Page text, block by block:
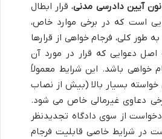
، قرار ابطال
است که در برخی موارد خاص،
طور کلی، فرجام خواهی از قرارها
دعوایی که قرار در مورد آن
خواهی باشد. این شرایط معمولاً
بسیار بالا (بیش از نصاب
دعاوی غیرمالی خاص می شود.
از سوی دادگاه تجدیدنظر
در شرایط خاصی قابلیت فرجام